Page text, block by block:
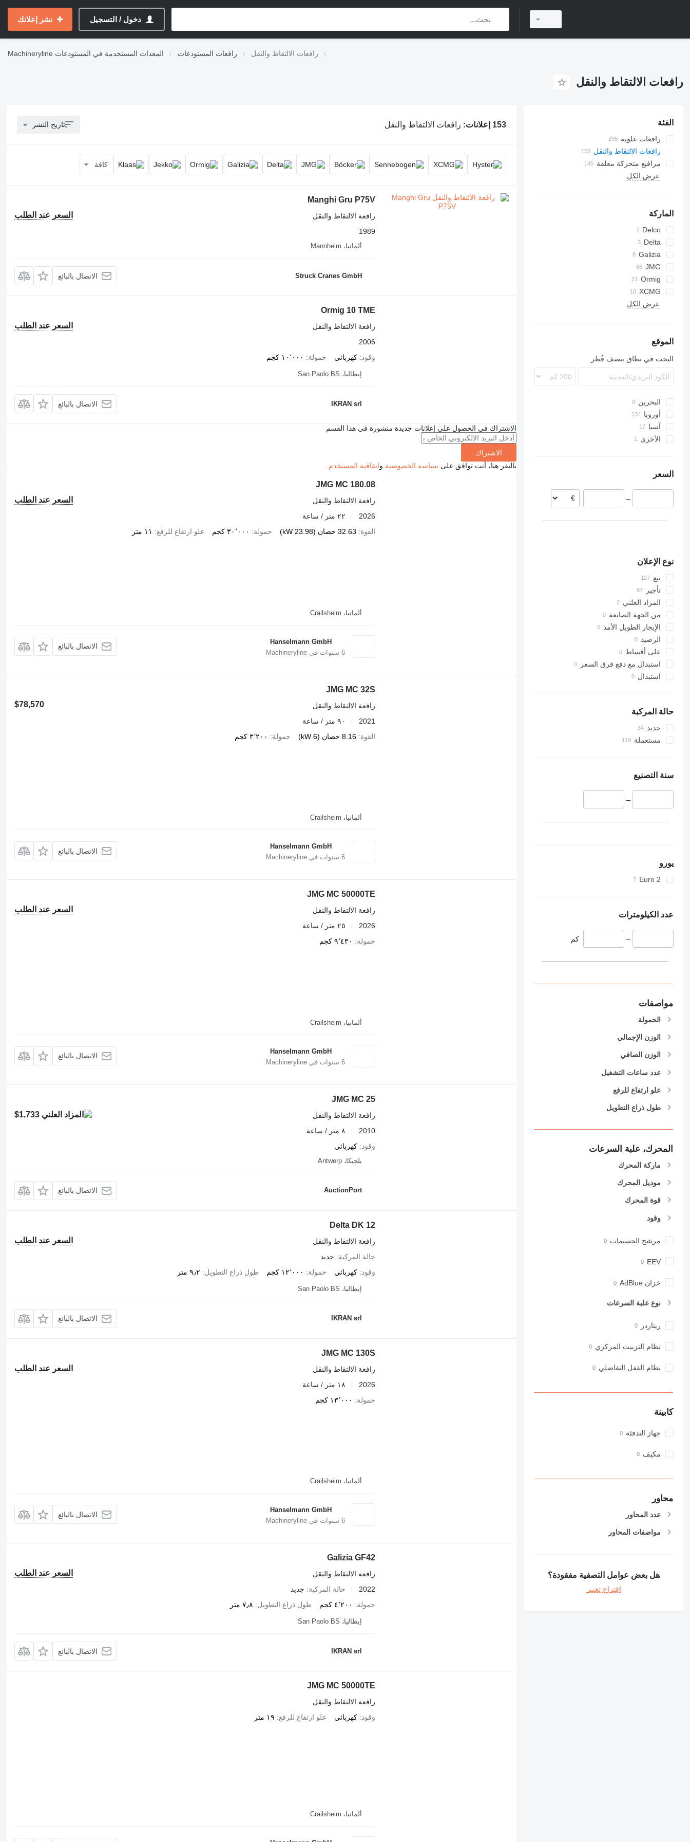
دخول / التسجيل نشر إعلانك
Machineryline المعدات المستخدمة في المستودعات رافعات المستودعات رافعات الالتقاط والنقل
رافعات الالتقاط والنقل
الفئة
رافعات علوية
رافعات الالتقاط والنقل
مرافيع متحركة معلقة
عرض الكل
الماركة
AHKDelco
Delta
Galizia
JMG
MC
SPX
Ormig
20
40
613
643
XCMG
عرض الكل
الموقع
البحث في نطاق بنصف قُطر
البحرين
أوروبا
إيطاليا
السويد
بلجيكا
آسيا
الصين
الأخرى
السعر
–
نوع الإعلان
بيع
تأجير
المزاد العلني
من الجهة الصانعة
الإيجار الطويل الأمد
الرصيد
على أقساط
استبدال مع دفع فرق السعر
استبدال
حالة المركبة
جديد
مستعملة
سنة التصنيع
–
يورو
Euro 2
عدد الكيلومترات
– كم
مواصفات
الحمولة
الوزن الإجمالي
الوزن الصافي
عدد ساعات التشغيل
علو ارتفاع للرفع
طول ذراع التطويل
المحرك، علبة السرعات
ماركة المحرك
موديل المحرك
قوة المحرك
وقود
مرشح الجسيمات
EEV
خزان AdBlue
نوع علبة السرعات
ريتاردر
نظام التزييت المركزي
نظام القفل التفاضلي
كابينة
جهاز التدفئة
مكيف
محاور
عدد المحاور
مواصفات المحاور
هل بعض عوامل التصفية مفقودة؟
اقتراح تغيير
153 إعلانات: رافعات الالتقاط والنقل تاريخ النشر
كافة
Manghi Gru P75V
السعر عند الطلب
رافعة الالتقاط والنقل
1989
ألمانيا، Mannheim
Struck Cranes GmbH الاتصال بالبائع
Ormig 10 TME
السعر عند الطلب
رافعة الالتقاط والنقل
2006
وقود
كهربائي حمولة ١٠٬٠٠٠ كجم
إيطاليا، San Paolo BS
IKRAN srl الاتصال بالبائع
الاشتراك في الحصول على إعلانات جديدة منشورة في هذا القسم
الاشتراك
بالنقر هنا، أنت توافق على سياسة الخصوصية واتفاقية المستخدم
JMG MC 180.08
السعر عند الطلب
رافعة الالتقاط والنقل
2026
٢٢ متر / ساعة
القوة
32.63 حصان (23.98 kW) حمولة ٣٠٬٠٠٠ كجم علو ارتفاع للرفع ١١ متر
ألمانيا، Crailsheim
Hanselmann GmbH
6سنوات في Machineryline
الاتصال بالبائع
JMG MC 32S
$78,570
رافعة الالتقاط والنقل
2021
٩٠ متر / ساعة
القوة 8.16 حصان (6 kW) حمولة ٣٬٢٠٠ كجم
ألمانيا، Crailsheim
Hanselmann GmbH
6سنوات في Machineryline
الاتصال بالبائع
JMG MC 50000TE
السعر عند الطلب
رافعة الالتقاط والنقل
2026
٢٥ متر / ساعة
حمولة
٩٬٤٣٠ كجم
ألمانيا، Crailsheim
Hanselmann GmbH
6سنوات في Machineryline
الاتصال بالبائع
JMG MC 25
$1,733
رافعة الالتقاط والنقل
2010
٨ متر / ساعة
وقود
كهربائي
بلجيكا، Antwerp
AuctionPort الاتصال بالبائع
Delta DK 12
السعر عند الطلب
رافعة الالتقاط والنقل
حالة المركبة
جديد
وقود
كهربائي حمولة ١٢٬٠٠٠ كجم طول ذراع التطويل ٩٫٢ متر
إيطاليا، San Paolo BS
IKRAN srl الاتصال بالبائع
JMG MC 130S
السعر عند الطلب
رافعة الالتقاط والنقل
2026
١٨ متر / ساعة
حمولة
١٣٬٠٠٠ كجم
ألمانيا، Crailsheim
Hanselmann GmbH
6سنوات في Machineryline
الاتصال بالبائع
Galizia GF42
السعر عند الطلب
رافعة الالتقاط والنقل
2022
حالة المركبة
جديد
حمولة
٤٬٢٠٠ كجم طول ذراع التطويل ٧٫٨ متر
إيطاليا، San Paolo BS
IKRAN srl الاتصال بالبائع
JMG MC 50000TE
رافعة الالتقاط والنقل
وقود
كهربائي علو ارتفاع للرفع ١٩ متر
ألمانيا، Crailsheim